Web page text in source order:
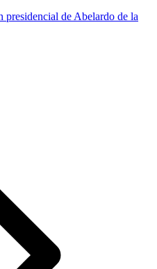
presidencial de Abelardo de la